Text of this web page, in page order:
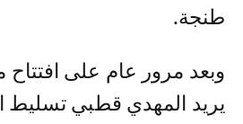
طنجة.
وبعد مرور عام على افتتاح
يريد المهدي قطبي تسليط